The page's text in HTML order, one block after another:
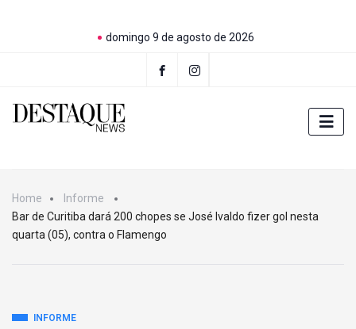
domingo 9 de agosto de 2026
Home
Informe
Bar de Curitiba dará 200 chopes se José Ivaldo fizer gol nesta
quarta (05), contra o Flamengo
INFORME